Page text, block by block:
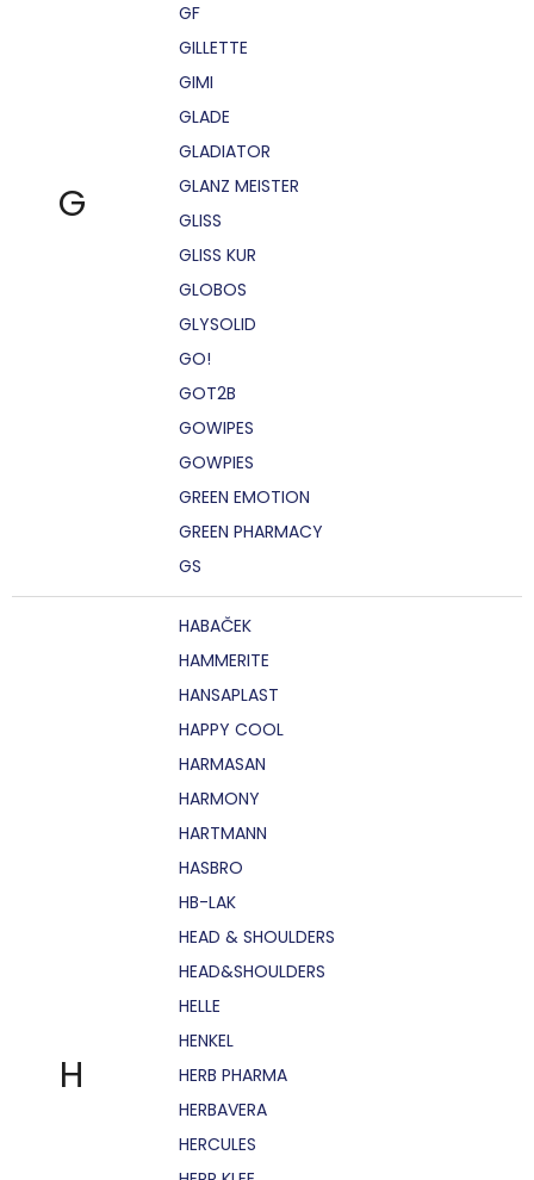
G
GF
GILLETTE
GIMI
GLADE
GLADIATOR
GLANZ MEISTER
GLISS
GLISS KUR
GLOBOS
GLYSOLID
GO!
GOT2B
GOWIPES
GOWPIES
GREEN EMOTION
GREEN PHARMACY
GS
H
HABAČEK
HAMMERITE
HANSAPLAST
HAPPY COOL
HARMASAN
HARMONY
HARTMANN
HASBRO
HB-LAK
HEAD & SHOULDERS
HEAD&SHOULDERS
HELLE
HENKEL
HERB PHARMA
HERBAVERA
HERCULES